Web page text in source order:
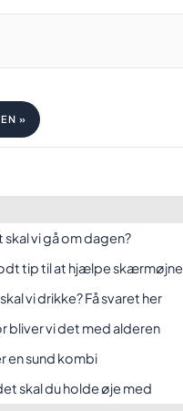
vi gå om dagen?
tip til at hjælpe skærmøjne
vi drikke? Få svaret her
bliver vi det med alderen
en sund kombi
skal du holde øje med